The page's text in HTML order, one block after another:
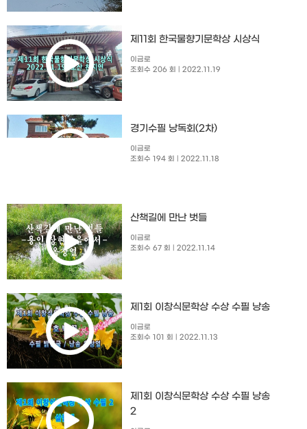
제11회 한국물향기문학상 시상식
이금로
조회수 206 회
| 2022.11.19
경기수필 낭독회(2차)
이금로
조회수 194 회
| 2022.11.18
산책길에 만난 벗들
이금로
조회수 67 회
| 2022.11.14
제1회 이창식문학상 수상 수필 낭송
이금로
조회수 101 회
| 2022.11.13
제1회 이창식문학상 수상 수필 낭송
2